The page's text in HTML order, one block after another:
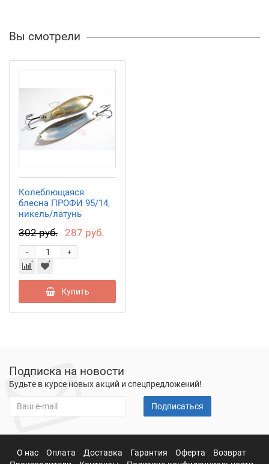
Вы смотрели
Колеблющаяся
блесна ПРОФИ 95/14,
никель/латунь
302 руб. 287 руб.
+
-
Купить
Подписка на новости
Будьте в курсе новых акций и спецпредложений!
Подписаться
О нас Оплата Доставка Гарантия Оферта
Возврат